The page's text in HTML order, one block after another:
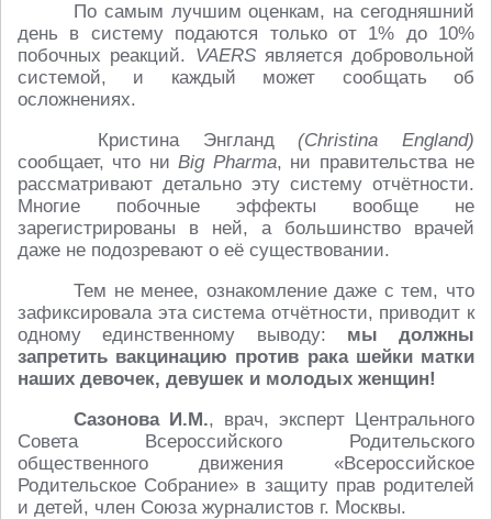
По самым лучшим оценкам, на сегодняшний
день в систему подаются только от 1% до 10%
побочных реакций. VAERSявляется добровольной
системой, и каждый может сообщать об
осложнениях.
Кристина Энгланд(Christina England)
сообщает, что ниBig Pharma, ни правительства не
рассматривают детально эту систему отчётности.
Многие побочные эффекты вообще не
зарегистрированы в ней, а большинство врачей
даже не подозревают о её существовании.
Тем не менее, ознакомление даже с тем, что
зафиксировала эта система отчётности, приводит к
одному единственному выводу: мы должны
запретить вакцинацию против рака шейки матки
наших девочек, девушек и молодых женщин!
Сазонова И.М., врач, эксперт Центрального
Совета Всероссийского Родительского
общественного движения «Всероссийское
Родительское Собрание» в защиту прав родителей
и детей, член Союза журналистов г. Москвы.